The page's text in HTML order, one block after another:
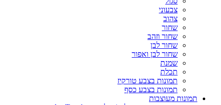
צבעוני
צהוב
שחור
שחור וזהב
שחור לבן
שחור לבן ואפור
שמנת
תכלת
תמונות בצבע טורקיז
תמונות בצבע כסף
תמונות מעוצבות